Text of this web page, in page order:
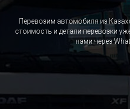
Перевозим автомобиля из
стоимость и детали перевозки
нами через